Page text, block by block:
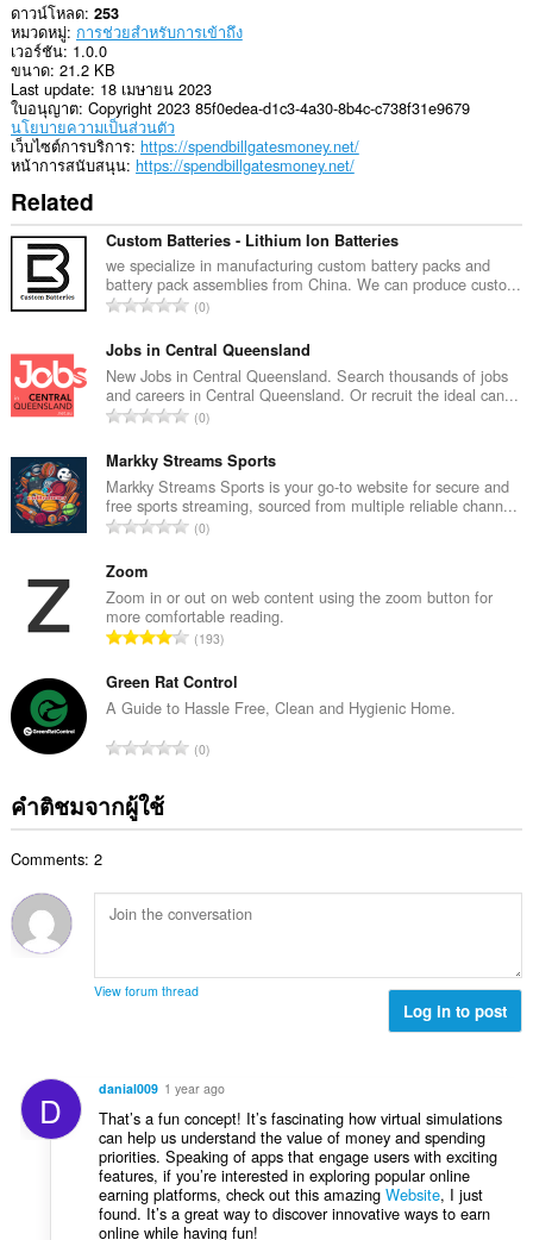
ดาวน์โหลด 253
หมวดหมู่ การช่วยสำหรับการเข้าถึง
เวอร์ชัน 1.0.0
ขนาด 21.2 KB
Last update 18 เมษายน 2023
ใบอนุญาต Copyright 2023 85f0edea-d1c3-4a30-8b4c-c738f31e9679
นโยบายความเป็นส่วนตัว
เว็บไซต์การบริการ https://spendbillgatesmoney.net/
หน้าการสนับสนุน https://spendbillgatesmoney.net/
Related
Custom Batteries - Lithium Ion Batteries
we specialize in manufacturing custom battery packs and
battery pack assemblies from China. We can produce custo...
จำ
ว
น
ค
ะ
น
น
ร
ว
ทั้
ง
ห
ด
:
0
Jobs in Central Queensland
New Jobs in Central Queensland. Search thousands of jobs
and careers in Central Queensland. Or recruit the ideal can...
จำ
ว
น
ค
ะ
น
ร
ว
ม
ทั้
ห
0
Markky Streams Sports
Markky Streams Sports is your go-to website for secure and
free sports streaming, sourced from multiple reliable chann...
จำ
น
ค
ะ
น
น
ร
ว
ง
ด
0
Zoom
Zoom in or out on web content using the zoom button for
more comfortable reading.
จำ
ว
น
ะ
น
ม
ทั้
ม
193
Green Rat Control
A Guide to Hassle Free, Clean and Hygienic Home.
จำ
แ
น
ว
ห
ด
:
0
คำติชมจากผู้ใช้
Comments: 2
View forum thread
Log in to post
D danial009 1 year ago
That’s a fun concept! It’s fascinating how virtual simulations
can help us understand the value of money and spending
priorities. Speaking of apps that engage users with exciting
features, if you’re interested in exploring popular online
earning platforms, check out this amazing Website, I just
found. It’s a great way to discover innovative ways to earn
online while having fun!